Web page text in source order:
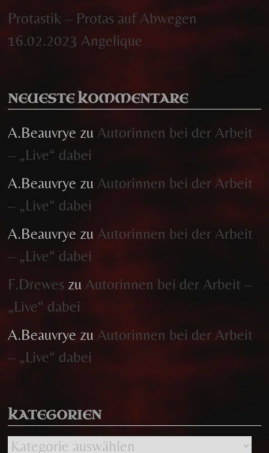
Protastik – Protas auf Abwegen
16.02.2023 Angelique
NEUESTE KOMMENTARE
A.Beauvrye zuAutorinnen bei der Arbeit
– „Live“ dabei
A.Beauvrye zuAutorinnen bei der Arbeit
– „Live“ dabei
A.Beauvrye zuAutorinnen bei der Arbeit
– „Live“ dabei
F.Drewes zuAutorinnen bei der Arbeit –
„Live“ dabei
A.Beauvrye zuAutorinnen bei der Arbeit
– „Live“ dabei
KATEGORIEN
Kategorien